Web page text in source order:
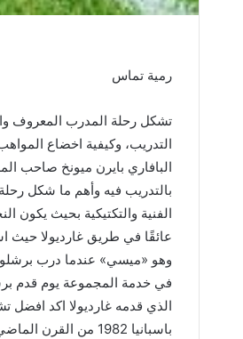
رمية تماس
تشكل رحلة المدرب المعروف
التدريب، وكيفية اخضاع
البافاري بايرن ميونخ صاحب
بالتدريب فيه وأهم ما شكل رحلة
الفنية والتكتيكية بحيث يكون
عائقًا في طريق غارديولا حيث
وهو «ميسي» عندما درب
في خدمة المجموعة يوم قدم
الذي قدمه غارديولا اكد افضل
باسبانيا 1982 من القرن